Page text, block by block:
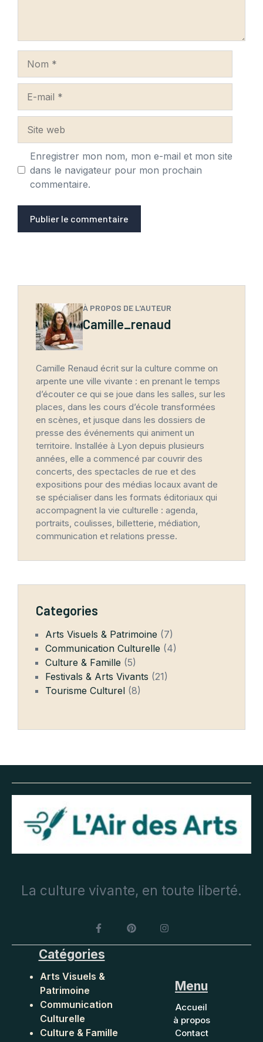
mail
web
Enregistrer mon nom, mon e-mail et mon site
dans le navigateur pour mon prochain
commentaire.
À PROPOS DE L'AUTEUR
Camille_renaud
Camille Renaud écrit sur la culture comme on
arpente une ville vivante : en prenant le temps
d’écouter ce qui se joue dans les salles, sur les
places, dans les cours d’école transformées
en scènes, et jusque dans les dossiers de
presse des événements qui animent un
territoire. Installée à Lyon depuis plusieurs
années, elle a commencé par couvrir des
concerts, des spectacles de rue et des
expositions pour des médias locaux avant de
se spécialiser dans les formats éditoriaux qui
accompagnent la vie culturelle : agenda,
portraits, coulisses, billetterie, médiation,
communication et relations presse.
Categories
Arts Visuels & Patrimoine (7)
Communication Culturelle (4)
Culture & Famille (5)
Festivals & Arts Vivants (21)
Tourisme Culturel (8)
La culture vivante, en toute liberté.
Catégories
Arts Visuels &
Patrimoine
Communication
Culturelle
Culture & Famille
Menu
Accueil
à propos
Contact